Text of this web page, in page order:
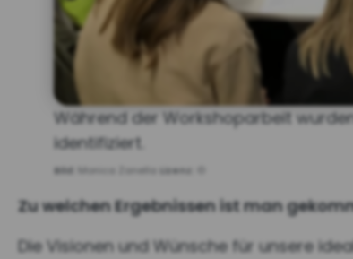
Während der Workshoparbeit
identifiziert.
Bild: Monica Zanella Lizenz:
Zu welchen Ergebnissen ist man
Die Visionen und Wünsche für unsere